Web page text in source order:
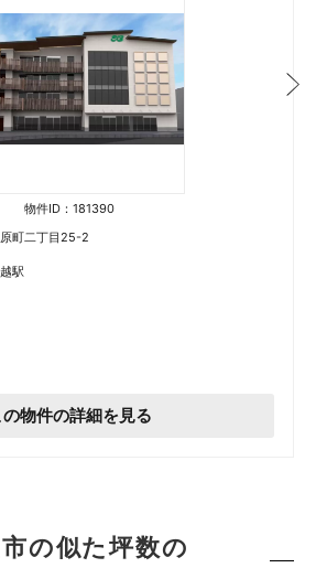
物件ID：181390
町二丁目25-2
駅
の物件の詳細を見る
市の似た坪数の